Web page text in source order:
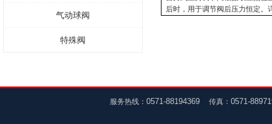
气动球阀
特殊阀
后时，用于调节阀后压力恒定。
服务热线： 0571-88194369 传真： 0571-